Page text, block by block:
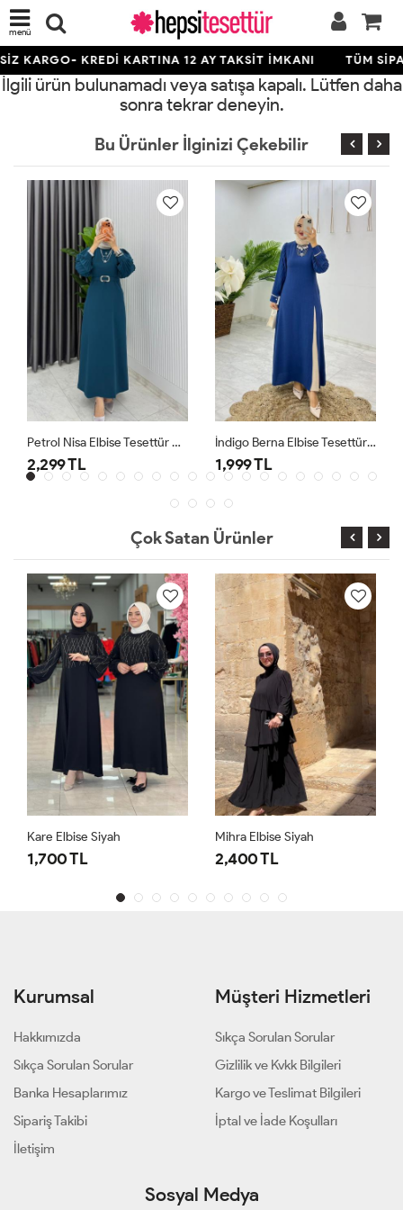
menü
KARGO- KREDİ KARTINA 12 AY TAKSİT İMKANI TÜM
İlgili ürün bulunamadı veya satışa kapalı. Lütfen daha
sonra tekrar deneyin.
Bu Ürünler İlginizi Çekebilir
Petrol Nisa Elbise Tesettür Giyim
2,299 TL
İndigo Berna Elbise Tesettür Giyim
1,999 TL
Çok Satan Ürünler
Kare Elbise Siyah
1,700 TL
Mihra Elbise Siyah
2,400 TL
Kurumsal
Hakkımızda
Sıkça Sorulan Sorular
Banka Hesaplarımız
Sipariş Takibi
İletişim
Müşteri Hizmetleri
Sıkça Sorulan Sorular
Gizlilik ve Kvkk Bilgileri
Kargo ve Teslimat Bilgileri
İptal ve İade Koşulları
Sosyal Medya